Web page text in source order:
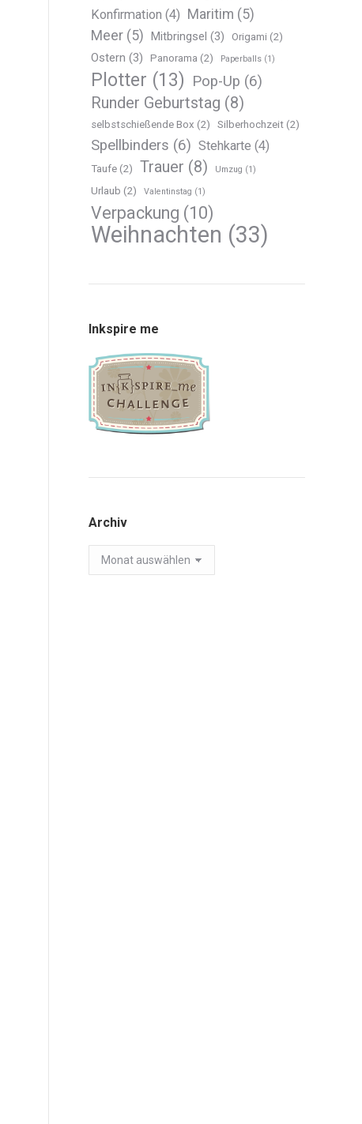
Konfirmation (4) Maritim (5)
Meer (5) Mitbringsel (3) Origami (2)
Ostern (3) Panorama (2) Paperballs (1)
Plotter (13) Pop-Up (6)
Runder Geburtstag (8)
selbstschießende Box (2) Silberhochzeit (2)
Spellbinders (6) Stehkarte (4)
Taufe (2) Trauer (8) Umzug (1)
Urlaub (2) Valentinstag (1)
Verpackung (10)
Weihnachten (33)
Inkspire me
Archiv
Archiv